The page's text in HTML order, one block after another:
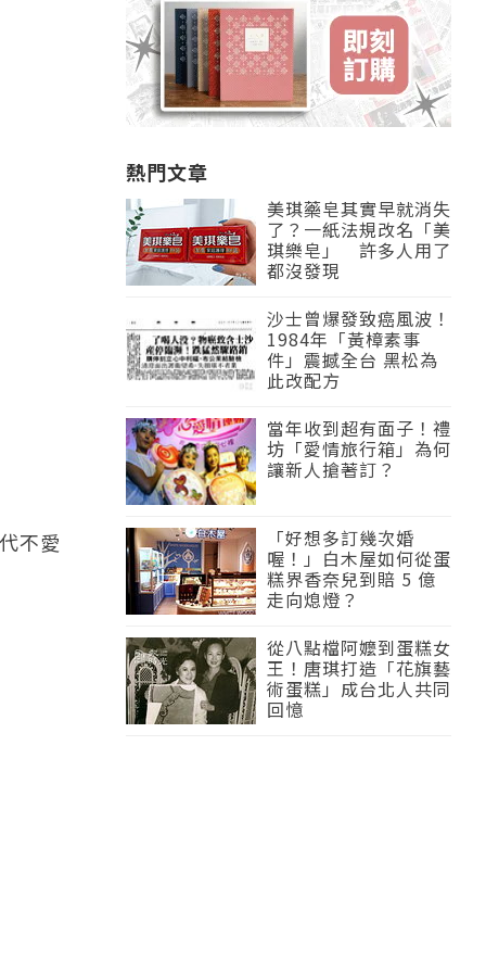
不愛
熱門文章
美琪藥皂其實早就消失
了？一紙法規改名「美
琪樂皂」 許多人用了
都沒發現
沙士曾爆發致癌風波！
1984年「黃樟素事
件」震撼全台 黑松為
此改配方
當年收到超有面子！禮
坊「愛情旅行箱」為何
讓新人搶著訂？
「好想多訂幾次婚
喔！」白木屋如何從蛋
糕界香奈兒到賠 5 億
走向熄燈？
從八點檔阿嬤到蛋糕女
王！唐琪打造「花旗藝
術蛋糕」成台北人共同
回憶